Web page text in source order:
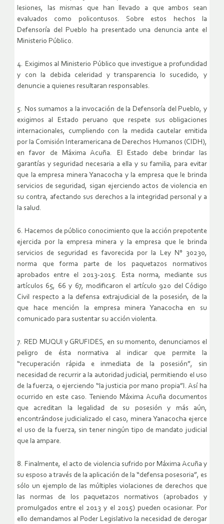
lesiones, las mismas que han llevado a que ambos sean
evaluados como policontusos. Sobre estos hechos la
Defensoría del Pueblo ha presentado una denuncia ante el
Ministerio Público.
4. Exigimos al Ministerio Público que investigue a profundidad
y con la debida celeridad y transparencia lo sucedido, y
denuncie a quienes resultaran responsables.
5. Nos sumamos a la invocación de la Defensoría del Pueblo, y
exigimos al Estado peruano que respete sus obligaciones
internacionales, cumpliendo con la medida cautelar emitida
por la Comisión Interamericana de Derechos Humanos (CIDH),
en favor de Máxima Acuña. El Estado debe brindar las
garantías y seguridad necesaria a ella y su familia, para evitar
que la empresa minera Yanacocha y la empresa que le brinda
servicios de seguridad, sigan ejerciendo actos de violencia en
su contra, afectando sus derechos a la integridad personal y a
la salud.
6. Hacemos de público conocimiento que la acción prepotente
ejercida por la empresa minera y la empresa que le brinda
servicios de seguridad es favorecida por la Ley N° 30230,
norma que forma parte de los paquetazos normativos
aprobados entre el 2013-2015. Esta norma, mediante sus
artículos 65, 66 y 67, modificaron el artículo 920 del Código
Civil respecto a la defensa extrajudicial de la posesión, de la
que hace mención la empresa minera Yanacocha en su
comunicado para sustentar su acción violenta.
7. RED MUQUI y GRUFIDES, en su momento, denunciamos el
peligro de ésta normativa al indicar que permite la
“recuperación rápida e inmediata de la posesión”, sin
necesidad de recurrir a la autoridad judicial, permitiendo el uso
de la fuerza, o ejerciendo “la justicia por mano propia”I. Así ha
ocurrido en este caso. Teniendo Máxima Acuña documentos
que acreditan la legalidad de su posesión y más aún,
encontrándose judicializado el caso, minera Yanacocha ejerce
el uso de la fuerza, sin tener ningún tipo de mandato judicial
que la ampare.
8. Finalmente, el acto de violencia sufrido por Máxima Acuña y
su esposo a través de la aplicación de la “defensa posesoria”, es
sólo un ejemplo de las múltiples violaciones de derechos que
las normas de los paquetazos normativos (aprobados y
promulgados entre el 2013 y el 2015) pueden ocasionar. Por
ello demandamos al Poder Legislativo la necesidad de derogar